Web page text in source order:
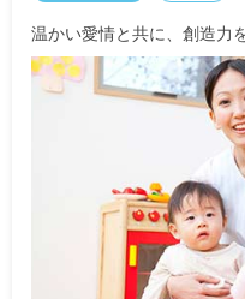
管理職手
賞与 年2
昇給 年
※併せて
る方も募
い。
温かい愛情と共に、創造力